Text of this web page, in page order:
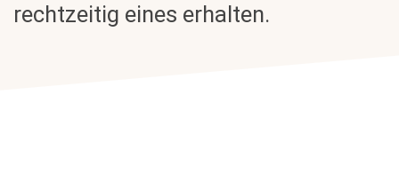
rechtzeitig eines erhalten.